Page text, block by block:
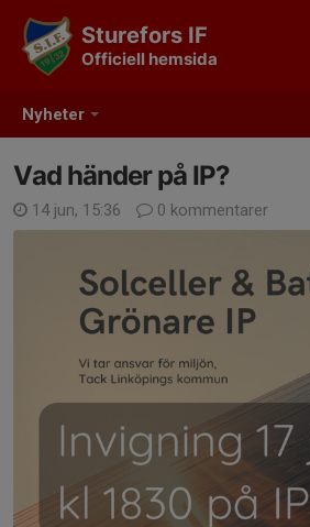
Nyheter
Sturefors IF
Officiell hemsida
Vad händer på IP?
14 jun, 15:36 0 kommentarer